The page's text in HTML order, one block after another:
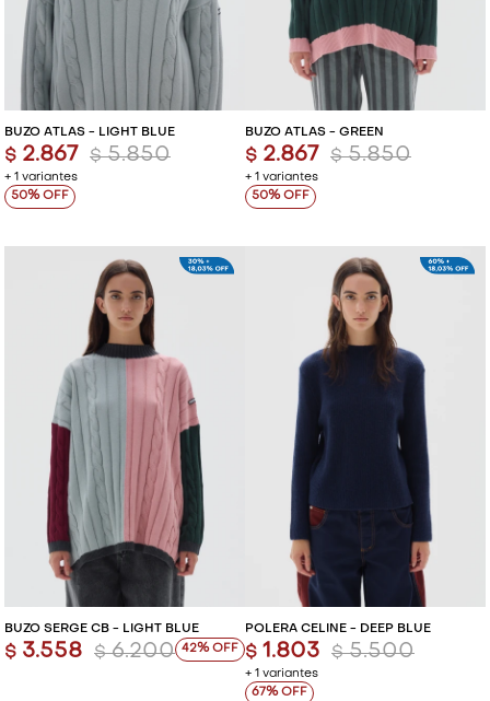
BUZO ATLAS - LIGHT BLUE
+ 1 variantes
$ 2.867 $ 5.850
50
BUZO ATLAS - GREEN
+ 1 variantes
$ 2.867 $ 5.850
50
BUZO SERGE CB - LIGHT BLUE
$ 3.558 $ 6.200 42
POLERA CELINE - DEEP BLUE
+ 1 variantes
$ 1.803 $ 5.500
67